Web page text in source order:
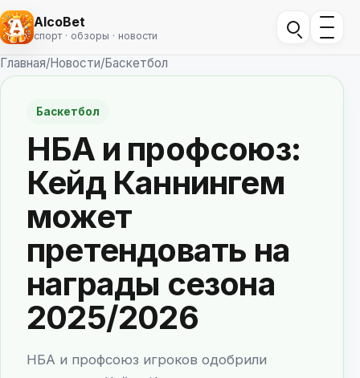
AlcoBet
спорт · обзоры · новости
Главная/Новости/Баскетбол
Баскетбол
НБА и профсоюз:
Кейд Каннингем
может
претендовать на
награды сезона
2025/2026
НБА и профсоюз игроков одобрили